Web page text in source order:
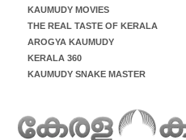
KAUMUDY MOVIES
THE REAL TASTE OF KERALA
AROGYA KAUMUDY
KERALA 360
KAUMUDY SNAKE MASTER